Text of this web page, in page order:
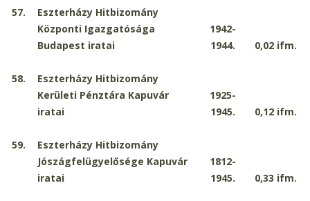
57.
Eszterházy Hitbizomány
Központi Igazgatósága
Budapest iratai
1942-
1944.
0,02 ifm.
58.
Eszterházy Hitbizomány
Kerületi Pénztára Kapuvár
iratai
1925-
1945.
0,12 ifm.
59.
Eszterházy Hitbizomány
Jószágfelügyelősége Kapuvár
iratai
1812-
1945.
0,33 ifm.